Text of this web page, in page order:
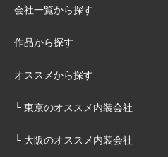
会社一覧から探す
作品から探す
オススメから探す
└ 東京のオススメ内装会社
└ 大阪のオススメ内装会社